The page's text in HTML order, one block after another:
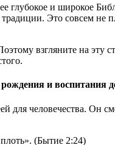
и широкое
Это совсем не
взгляните на эту
и воспитания
человечества. Он
(Бытие 2:24)